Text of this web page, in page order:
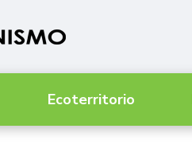
Ecoterritorio